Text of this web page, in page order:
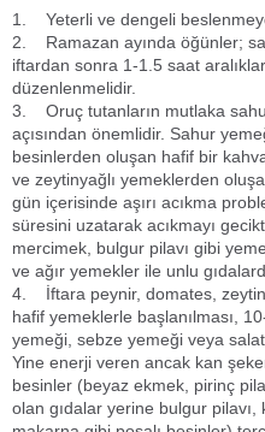
1. Yeterli ve dengeli
2. Ramazan ayında öğünler;
iftardan sonra 1-1.5 saat
düzenlenmelidir.
3. Oruç tutanların mutlaka
açısından önemlidir. Sahur
besinlerden oluşan hafif bir
ve zeytinyağlı yemeklerden
gün içerisinde aşırı acıkma
süresini uzatarak acıkmayı
mercimek, bulgur pilavı gibi
ve ağır yemekler ile unlu
4. İftara peynir, domates, zeytin
hafif yemeklerle başlanılması,
yemeği, sebze yemeği veya
Yine enerji veren ancak kan
besinler (beyaz ekmek, pirinç
olan gıdalar yerine bulgur